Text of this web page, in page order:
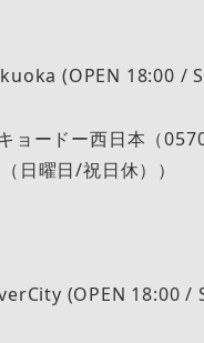
(OPEN 18:00 /
ョードー西日本（
日曜日/祝日休））
(OPEN 18:00 /